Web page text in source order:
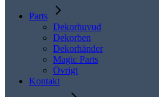
Parts
Dekorhuvud
Dekorben
Dekorhänder
Magic Parts
Övrigt
Kontakt